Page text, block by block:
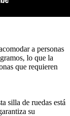
a personas
lo que la
que requieren
silla de ruedas está
su